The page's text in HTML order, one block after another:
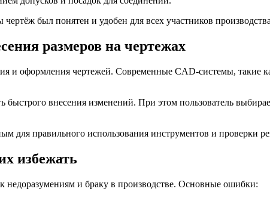
был понятен и удобен для всех участников
размеров на чертежах
и оформления чертежей. Современные CAD-системы, такие
внесения изменений. При этом пользователь
для правильного использования инструментов и проверки
избежать
недоразумениям и браку в производстве. Основные ошибки: